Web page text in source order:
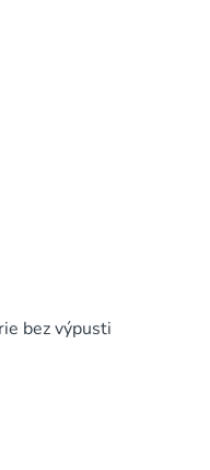
bez výpusti